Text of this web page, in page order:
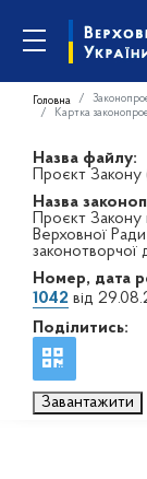
Головна
Картка
Назва файлу:
Проєкт
Назва
Проєкт
Верховної
законотворчої
Номер, дата
1042 від
Поділитись:
Завантажити